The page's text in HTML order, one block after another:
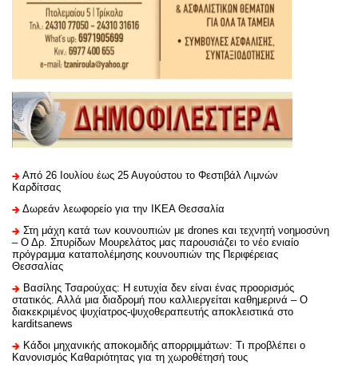
Από 26 Ιουλίου έως 25 Αυγούστου το Φεστιβάλ Λιμνών
Καρδίτσας
Δωρεάν λεωφορείο για την ΙΚΕΑ Θεσσαλία
Στη μάχη κατά των κουνουπιών με drones και τεχνητή νοημοσύνη
– Ο Δρ. Σπυρίδων Μουρελάτος μας παρουσιάζει το νέο ενιαίο
πρόγραμμα καταπολέμησης κουνουπιών της Περιφέρειας
Θεσσαλίας
Βασίλης Τσαρούχας: Η ευτυχία δεν είναι ένας προορισμός
στατικός. Αλλά μια διαδρομή που καλλιεργείται καθημερινά – Ο
διακεκριμένος ψυχίατρος-ψυχοθεραπευτής αποκλειστικά στο
karditsanews
Κάδοι μηχανικής αποκομιδής απορριμμάτων: Τι προβλέπει ο
Κανονισμός Καθαριότητας για τη χωροθέτησή τους